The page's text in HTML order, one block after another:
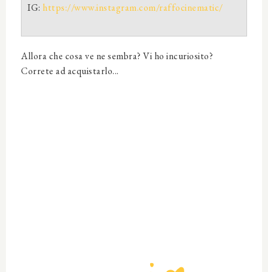
IG: https://www.instagram.com/raffocinematic/
Allora che cosa ve ne sembra? Vi ho incuriosito?
Correte ad acquistarlo...